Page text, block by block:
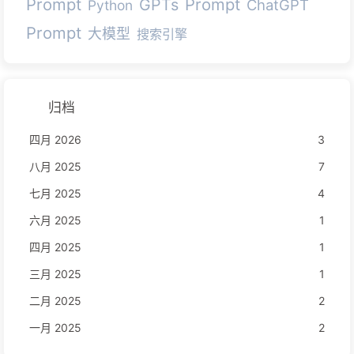
Prompt Python GPTs Prompt ChatGPT
Prompt 大模型 搜索引擎
归档
四月 2026
3
八月 2025
7
七月 2025
4
六月 2025
1
四月 2025
1
三月 2025
1
二月 2025
2
一月 2025
2